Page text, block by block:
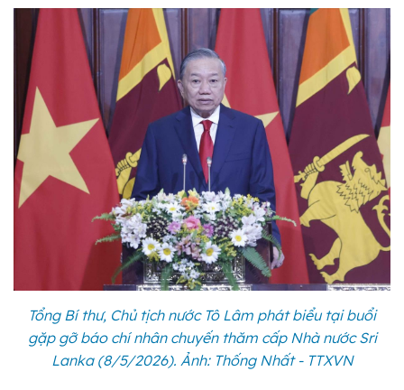
Tổng Bí thư, Chủ tịch nước Tô Lâm phát biểu tại buổi
gặp gỡ báo chí nhân chuyến thăm cấp Nhà nước Sri
Lanka (8/5/2026). Ảnh: Thống Nhất - TTXVN